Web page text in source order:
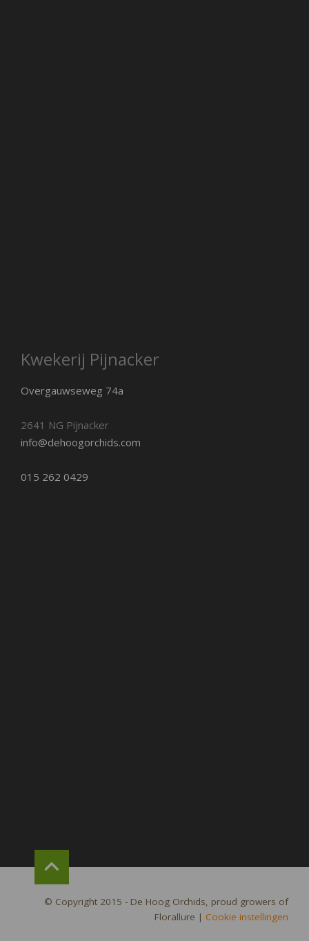
Kwekerij Pijnacker
Overgauwseweg 74a
2641 NG Pijnacker
info@dehoogorchids.com
015 262 0429
© Copyright 2015 - De Hoog Orchids, proud growers of
Florallure | Cookie instellingen